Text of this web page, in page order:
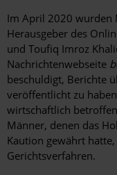
Im April 2020 wurden
Herausgeber des
und Toufiq Imroz
Nachrichtenwebseite
beschuldigt, Berichte
veröffentlicht zu
wirtschaftlich
Männer, denen das
Kaution gewährt
Gerichtsverfahren.